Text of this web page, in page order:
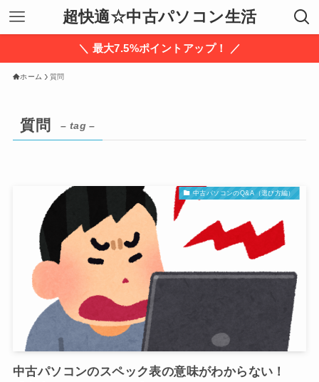
超快適☆中古パソコン生活
＼ 最大7.5%ポイントアップ！ ／
ホーム 質問
質問 – tag –
中古パソコンのQ&A（選び方編）
中古パソコンのスペック表の意味がわからない！